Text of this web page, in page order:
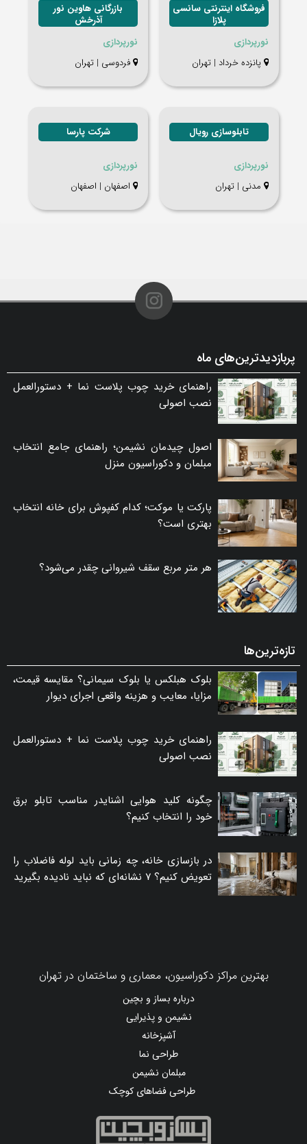
فروشگاه اینترنتی سانسی
پلازا
نورپردازی
پانزده خرداد | تهران
بازرگانی هاوین نور
آذرخش
نورپردازی
فردوسی | تهران
تابلوسازی رویال
نورپردازی
مدنی | تهران
شرکت پارسا
نورپردازی
اصفهان | اصفهان
پربازدیدترین‌های ماه
راهنمای خرید چوب پلاست نما + دستورالعمل
نصب اصولی
اصول چیدمان نشیمن؛ راهنمای جامع انتخاب
مبلمان و دکوراسیون منزل
پارکت یا موکت؛ کدام کفپوش برای خانه انتخاب
بهتری است؟
هر متر مربع سقف شیروانی چقدر می‌شود؟
تازه‌ترین‌ها
بلوک هبلکس یا بلوک سیمانی؟ مقایسه قیمت،
مزایا، معایب و هزینه واقعی اجرای دیوار
راهنمای خرید چوب پلاست نما + دستورالعمل
نصب اصولی
چگونه کلید هوایی اشنایدر مناسب تابلو برق
خود را انتخاب کنیم؟
در بازسازی خانه، چه زمانی باید لوله فاضلاب را
تعویض کنیم؟ ۷ نشانه‌ای که نباید نادیده بگیرید
بهترین مراکز دکوراسیون، معماری و ساختمان در تهران
درباره بساز و بچین
نشیمن و پذیرایی
آشپزخانه
طراحی نما
مبلمان نشیمن
طراحی فضاهای کوچک